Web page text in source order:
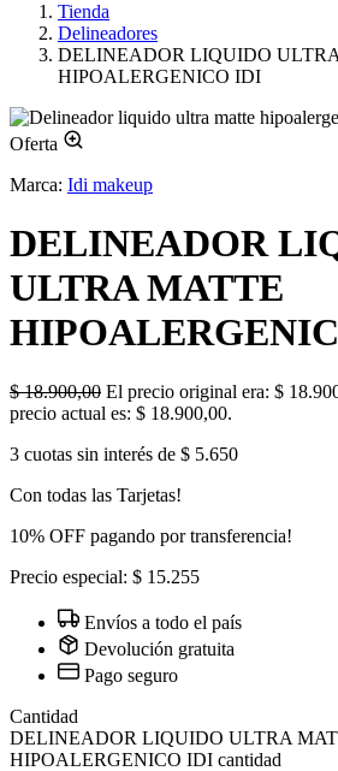
Tienda
Delineadores
DELINEADOR LIQUIDO
HIPOALERGENICO IDI
Oferta
Marca: Idi makeup
DELINEADOR
ULTRA MATTE
$18.900,00 El precio original era: $
precio actual es: $ 18.900,00.
3 cuotas sin interés de $ 5.650
Con todas las Tarjetas!
10% OFF pagando por transferencia!
Precio especial: $ 15.255
Envíos a todo el país
Devolución gratuita
Pago seguro
Cantidad
DELINEADOR LIQUIDO ULTRA
HIPOALERGENICO IDI cantidad